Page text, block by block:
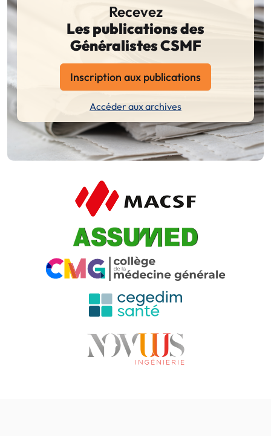
Recevez
Les publications des
Généralistes CSMF
Inscription aux publications
Accéder aux archives